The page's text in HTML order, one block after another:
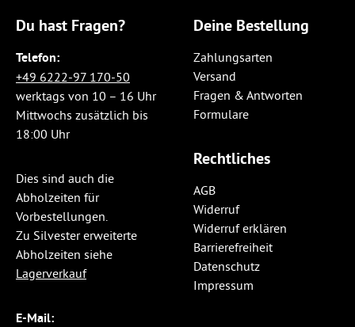
Du hast Fragen?
Telefon:
+49 6222-97 170-50
werktags von 10 – 16 Uhr
Mittwochs zusätzlich bis
18:00 Uhr
Dies sind auch die
Abholzeiten für
Vorbestellungen.
Zu Silvester erweiterte
Abholzeiten siehe
Lagerverkauf
E-Mail:
Deine Bestellung
Zahlungsarten
Versand
Fragen & Antworten
Formulare
Rechtliches
AGB
Widerruf
Widerruf erklären
Barrierefreiheit
Datenschutz
Impressum